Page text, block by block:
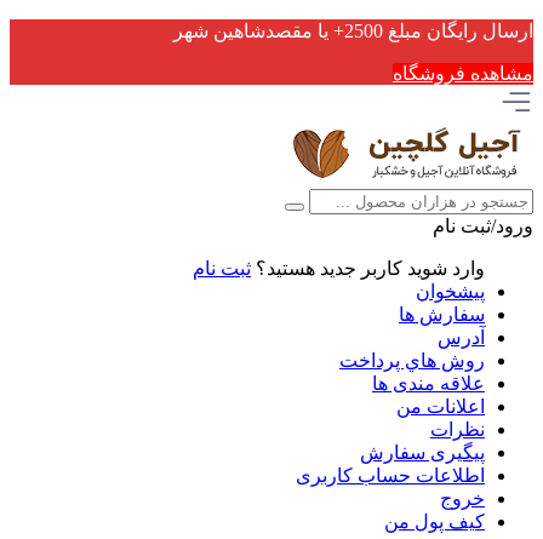
ارسال رایگان مبلغ 2500+ یا مقصدشاهین شهر
مشاهده فروشگاه
ورود/ثبت نام
وارد شوید کاربر جدید هستید؟ ثبت نام
پیشخوان
سفارش ها
آدرس
روش هاي پرداخت
علاقه مندی ها
اعلانات من
نظرات
پیگیری سفارش
اطلاعات حساب كاربری
خروج
کیف پول من